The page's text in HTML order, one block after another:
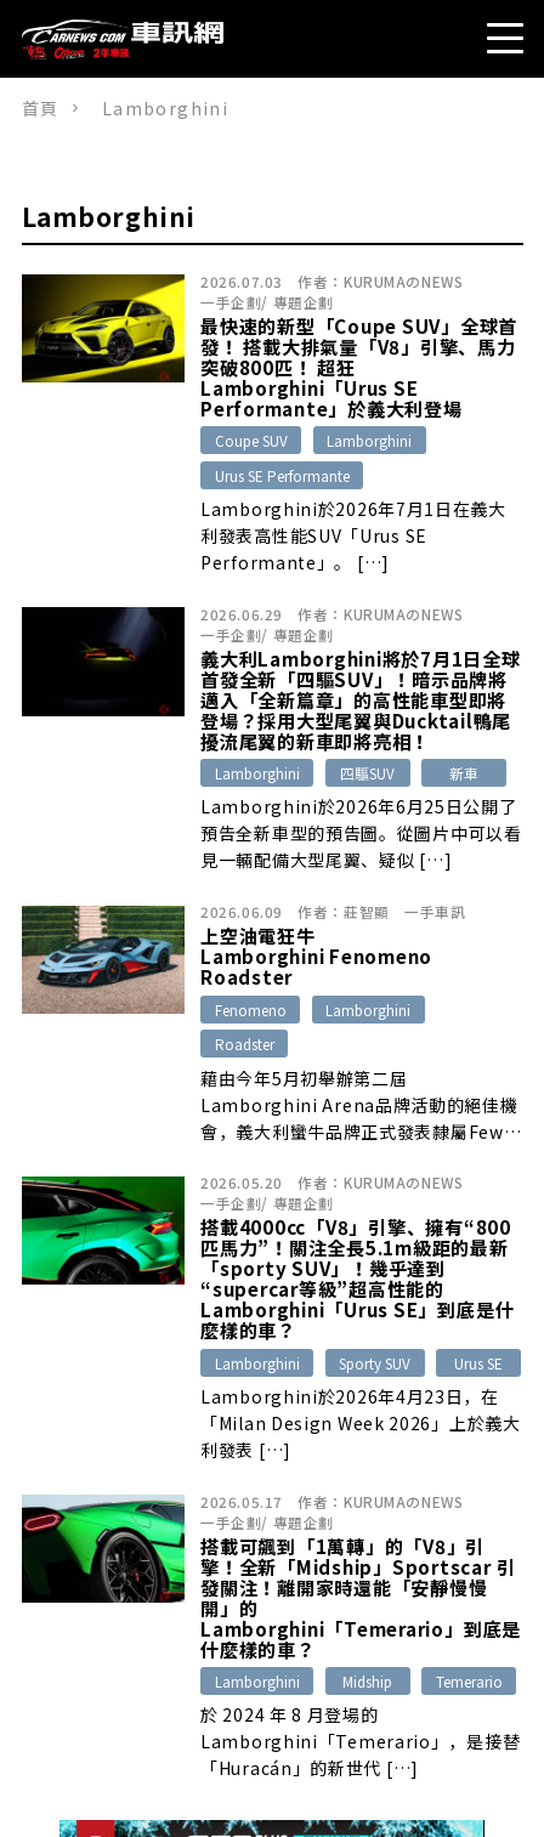
首頁 Lamborghini
Lamborghini
2026.07.03 作者： KURUMAのNEWS
一手企劃/ 專題企劃
最快速的新型「Coupe SUV」全球首
發！ 搭載大排氣量「V8」引擎、馬力
突破800匹！ 超狂
Lamborghini「Urus SE
Performante」於義大利登場
Coupe SUV
Lamborghini
Urus SE Performante
Lamborghini於2026年7月1日在義大
利發表高性能SUV「Urus SE
Performante」。 […]
2026.06.29 作者： KURUMAのNEWS
一手企劃/ 專題企劃
義大利Lamborghini將於7月1日全球
首發全新「四驅SUV」！暗示品牌將
邁入「全新篇章」的高性能車型即將
登場？採用大型尾翼與Ducktail鴨尾
擾流尾翼的新車即將亮相！
Lamborghini 四驅SUV 新車
Lamborghini於2026年6月25日公開了
預告全新車型的預告圖。從圖片中可以看
見一輛配備大型尾翼、疑似 […]
2026.06.09 作者： 莊智顯 一手車訊
上空油電狂牛
Lamborghini Fenomeno
Roadster
Fenomeno
Lamborghini
Roadster
藉由今年5月初舉辦第二屆
Lamborghini Arena品牌活動的絕佳機
會，義大利蠻牛品牌正式發表隸屬Few-
─Fenomeno Roadster，從車名不難
發現本車是由2025年問世的Fenomeno
衍生而來，不過相較於限量生產29輛的
Coupe版本，敞篷車型進一步將生產數
量控制在15輛，更加珍稀的限量配額自
然也引來全球層峰買家爭相入主，在發表
前便已全數完售。
2026.05.20 作者： KURUMAのNEWS
一手企劃/ 專題企劃
搭載4000cc「V8」引擎、擁有“800
匹馬力”！關注全長5.1m級距的最新
「sporty SUV」！幾乎達到
“supercar等級”超高性能的
Lamborghini「Urus SE」到底是什
麼樣的車？
Lamborghini Sporty SUV Urus SE
Lamborghini於2026年4月23日，在
「Milan Design Week 2026」上於義大
利發表 […]
2026.05.17 作者： KURUMAのNEWS
一手企劃/ 專題企劃
搭載可飆到「1萬轉」的「V8」引
擎！全新「Midship」Sportscar 引
發關注！離開家時還能「安靜慢慢
開」的
Lamborghini「Temerario」到底是
什麼樣的車？
Lamborghini Midship Temerario
於 2024 年 8 月登場的
Lamborghini「Temerario」，是接替
「Huracán」的新世代 […]